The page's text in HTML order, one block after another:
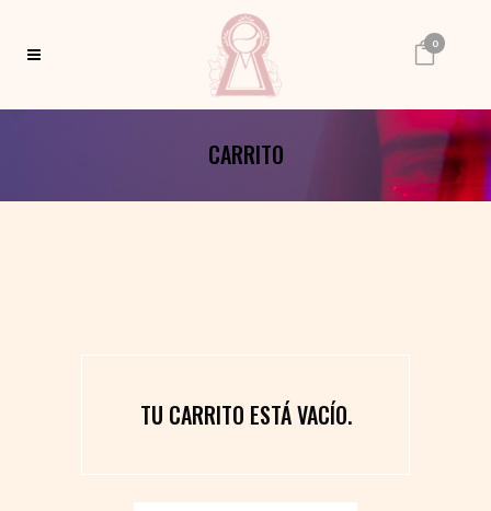
0
CARRITO
TU CARRITO ESTÁ VACÍO.